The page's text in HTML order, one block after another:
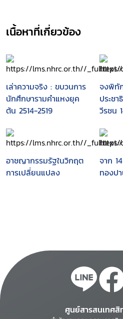
เนื้อหาที่เกี่ยวข้อง
เล่าความจริง : ขบวนการ
นักศึกษารามคำแหงยุค
ต้น 2514-2519
จงพิทั
ประช
วีรชน
อาชญากรรมรัฐในวิกฤต
การเปลี่ยนแปลง
จาก
ทองป
ศูนย์สารสนเทศ